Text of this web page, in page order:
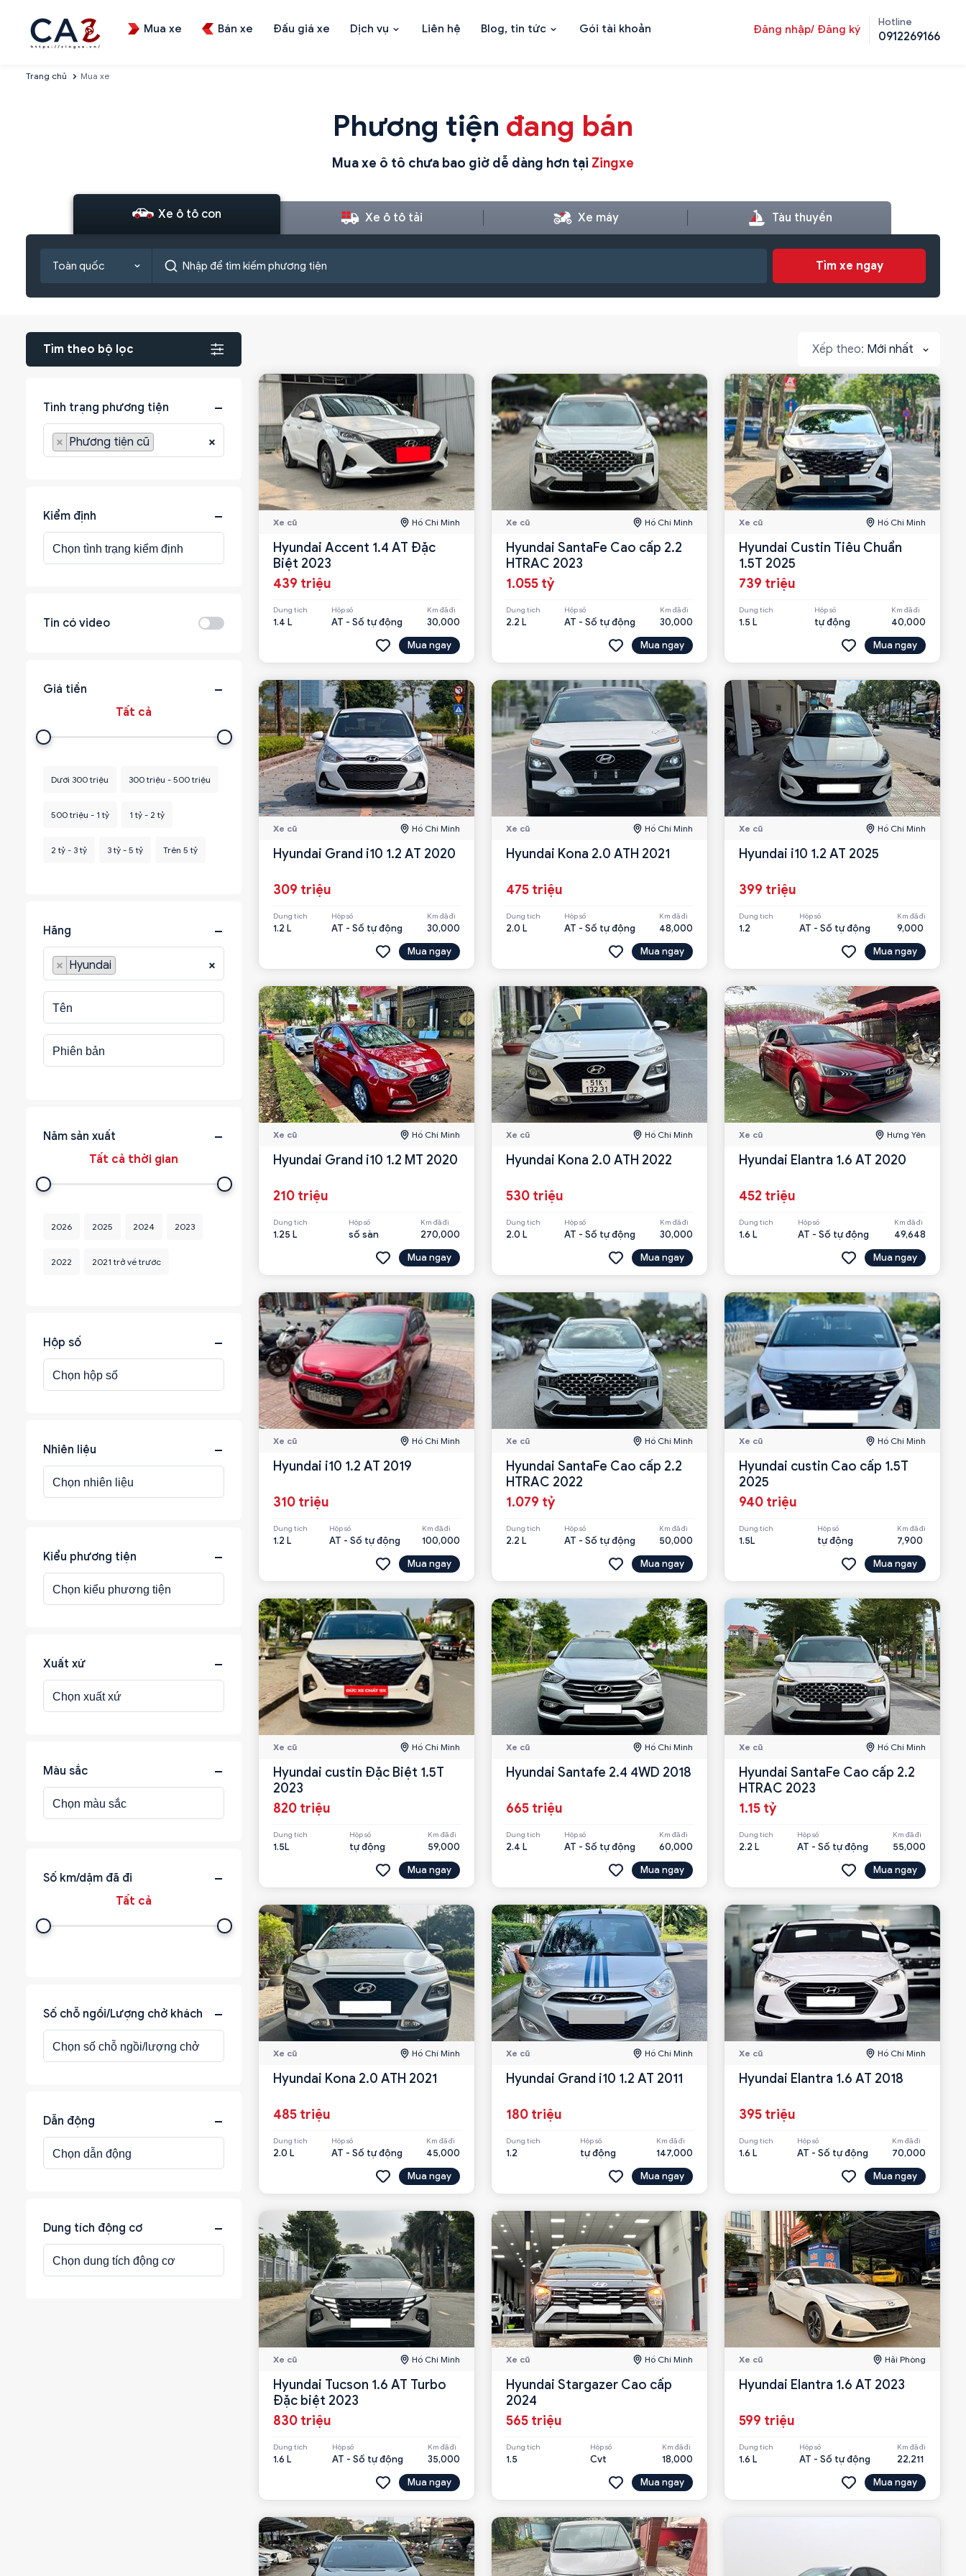
Mua xe Bán xe Đấu giá xe Dịch vụ Liên hệ Blog, tin tức Gói tài khoản Đăng nhập/ Đăng ký
Hotline
0912269166
Trang chủ Mua xe
Phương tiện đang bán
Mua xe ô tô chưa bao giờ dễ dàng hơn tại Zingxe
Xe ô tô con Xe ô tô tải Xe máy Tàu thuyền
Toàn quốc Tìm xe ngay
Tìm theo bộ lọc
Tình trạng phương tiện
×
× Phương tiện cũ
Kiểm định
Tin có video
Giá tiền
Dưới 300 triệu 300 triệu - 500 triệu
500 triệu - 1 tỷ 1 tỷ - 2 tỷ
2 tỷ - 3 tỷ 3 tỷ - 5 tỷ Trên 5 tỷ
Hãng
×
× Hyundai
Năm sản xuất
2026 2025 2024 2023
2022 2021 trở về trước
Hộp số
Nhiên liệu
Kiểu phương tiện
Xuất xứ
Màu sắc
Số km/dặm đã đi
Số chỗ ngồi/Lượng chở khách
Dẫn động
Dung tích động cơ
Mới nhất
Xe cũ Hồ Chí Minh
Hyundai Accent 1.4 AT Đặc
Biệt 2023
439 triệu
Dung tích
1.4 L
Hộp số
AT - Số tự động
Km đã đi
30,000
Mua ngay
Xe cũ Hồ Chí Minh
Hyundai SantaFe Cao cấp 2.2
HTRAC 2023
1.055 tỷ
Dung tích
2.2 L
Hộp số
AT - Số tự động
Km đã đi
30,000
Mua ngay
Xe cũ Hồ Chí Minh
Hyundai Custin Tiêu Chuẩn
1.5T 2025
739 triệu
Dung tích
1.5 L
Hộp số
tự động
Km đã đi
40,000
Mua ngay
Xe cũ Hồ Chí Minh
Hyundai Grand i10 1.2 AT 2020
309 triệu
Dung tích
1.2 L
Hộp số
AT - Số tự động
Km đã đi
30,000
Mua ngay
Xe cũ Hồ Chí Minh
Hyundai Kona 2.0 ATH 2021
475 triệu
Dung tích
2.0 L
Hộp số
AT - Số tự động
Km đã đi
48,000
Mua ngay
Xe cũ Hồ Chí Minh
Hyundai i10 1.2 AT 2025
399 triệu
Dung tích
1.2
Hộp số
AT - Số tự động
Km đã đi
9,000
Mua ngay
Xe cũ Hồ Chí Minh
Hyundai Grand i10 1.2 MT 2020
210 triệu
Dung tích
1.25 L
Hộp số
số sàn
Km đã đi
270,000
Mua ngay
Xe cũ Hồ Chí Minh
Hyundai Kona 2.0 ATH 2022
530 triệu
Dung tích
2.0 L
Hộp số
AT - Số tự động
Km đã đi
30,000
Mua ngay
Xe cũ Hưng Yên
Hyundai Elantra 1.6 AT 2020
452 triệu
Dung tích
1.6 L
Hộp số
AT - Số tự động
Km đã đi
49,648
Mua ngay
Xe cũ Hồ Chí Minh
Hyundai i10 1.2 AT 2019
310 triệu
Dung tích
1.2 L
Hộp số
AT - Số tự động
Km đã đi
100,000
Mua ngay
Xe cũ Hồ Chí Minh
Hyundai SantaFe Cao cấp 2.2
HTRAC 2022
1.079 tỷ
Dung tích
2.2 L
Hộp số
AT - Số tự động
Km đã đi
50,000
Mua ngay
Xe cũ Hồ Chí Minh
Hyundai custin Cao cấp 1.5T
2025
940 triệu
Dung tích
1.5L
Hộp số
tự động
Km đã đi
7,900
Mua ngay
Xe cũ Hồ Chí Minh
Hyundai custin Đặc Biệt 1.5T
2023
820 triệu
Dung tích
1.5L
Hộp số
tự động
Km đã đi
59,000
Mua ngay
Xe cũ Hồ Chí Minh
Hyundai Santafe 2.4 4WD 2018
665 triệu
Dung tích
2.4 L
Hộp số
AT - Số tự động
Km đã đi
60,000
Mua ngay
Xe cũ Hồ Chí Minh
Hyundai SantaFe Cao cấp 2.2
HTRAC 2023
1.15 tỷ
Dung tích
2.2 L
Hộp số
AT - Số tự động
Km đã đi
55,000
Mua ngay
Xe cũ Hồ Chí Minh
Hyundai Kona 2.0 ATH 2021
485 triệu
Dung tích
2.0 L
Hộp số
AT - Số tự động
Km đã đi
45,000
Mua ngay
Xe cũ Hồ Chí Minh
Hyundai Grand i10 1.2 AT 2011
180 triệu
Dung tích
1.2
Hộp số
tự động
Km đã đi
147,000
Mua ngay
Xe cũ Hồ Chí Minh
Hyundai Elantra 1.6 AT 2018
395 triệu
Dung tích
1.6 L
Hộp số
AT - Số tự động
Km đã đi
70,000
Mua ngay
Xe cũ Hồ Chí Minh
Hyundai Tucson 1.6 AT Turbo
Đặc biệt 2023
830 triệu
Dung tích
1.6 L
Hộp số
AT - Số tự động
Km đã đi
35,000
Mua ngay
Xe cũ Hồ Chí Minh
Hyundai Stargazer Cao cấp
2024
565 triệu
Dung tích
1.5
Hộp số
Cvt
Km đã đi
18,000
Mua ngay
Xe cũ Hải Phòng
Hyundai Elantra 1.6 AT 2023
599 triệu
Dung tích
1.6 L
Hộp số
AT - Số tự động
Km đã đi
22,211
Mua ngay